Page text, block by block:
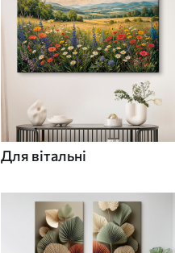
Для вітальні